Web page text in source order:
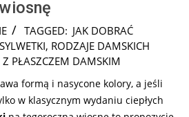
TAGGED: JAK DOBRAĆ
, RODZAJE DAMSKICH
Z PŁASZCZEM DAMSKIM
formą i nasycone kolory, a jeśli
w klasycznym wydaniu ciepłych